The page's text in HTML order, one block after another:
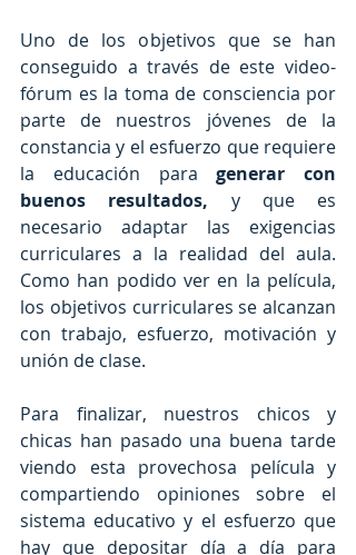
Uno de los objetivos que se han
conseguido a través de este video-
fórum es la toma de consciencia por
parte de nuestros jóvenes de la
constancia y el esfuerzo que requiere
la educación para generar con
buenos resultados, y que es
necesario adaptar las exigencias
curriculares a la realidad del aula.
Como han podido ver en la película,
los objetivos curriculares se alcanzan
con trabajo, esfuerzo, motivación y
unión de clase.
Para finalizar, nuestros chicos y
chicas han pasado una buena tarde
viendo esta provechosa película y
compartiendo opiniones sobre el
sistema educativo y el esfuerzo que
hay que depositar día a día para